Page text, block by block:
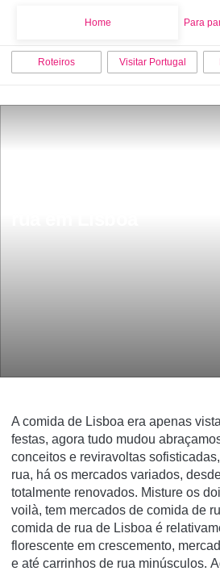
Home Para
Roteiros Visitar Portugal
A comida de Lisboa era apenas
festas, agora tudo mudou
conceitos e reviravoltas
rua, há os mercados variados,
totalmente renovados. Misture os
voilà, tem mercados de comida de
comida de rua de Lisboa é
florescente em crescemento,
e até carrinhos de rua minúsculos.